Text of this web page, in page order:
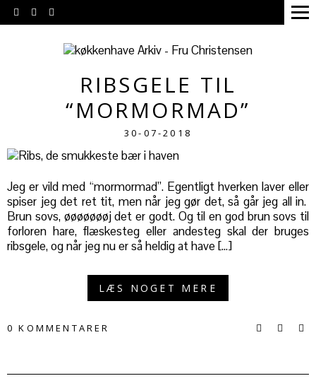
RIBSGELE TIL
“MORMORMAD”
30-07-2018
Jeg er vild med “mormormad”. Egentligt hverken laver eller
spiser jeg det ret tit, men når jeg gør det, så går jeg all in.
Brun sovs, øøøøøøøj det er godt. Og til en god brun sovs til
forloren hare, flæskesteg eller andesteg skal der bruges
ribsgele, og når jeg nu er så heldig at have […]
LÆS NOGET MERE
0 KOMMENTARER